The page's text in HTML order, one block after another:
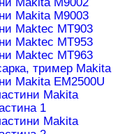
Makita M9002
Makita M9003
Maktec MT903
Maktec MT953
Maktec MT963
тример Makita
Makita EM2500U
Makita
1
Makita